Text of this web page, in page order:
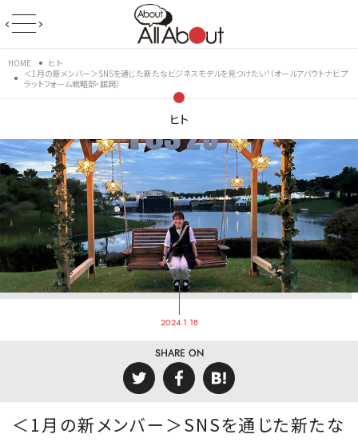
HOME
ヒト
＜1月の新メンバー＞SNSを通じた新たなビジネスモデルを見つけたい！（オールアバウトナビ プ
ラットフォーム戦略部・舘岡）
ヒト
2024.1.18
SHARE ON
＜1月の新メンバー＞SNSを通じた新たな